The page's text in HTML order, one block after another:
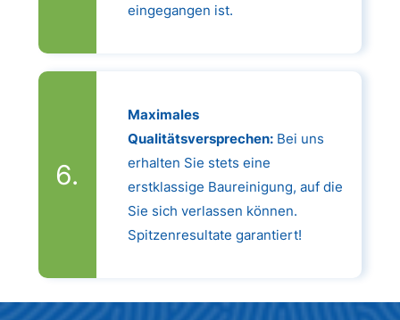
eingegangen ist.
Maximales
Qualitätsversprechen:Bei uns
erhalten Sie stets eine
erstklassige Baureinigung, auf die
Sie sich verlassen können.
Spitzenresultate garantiert!